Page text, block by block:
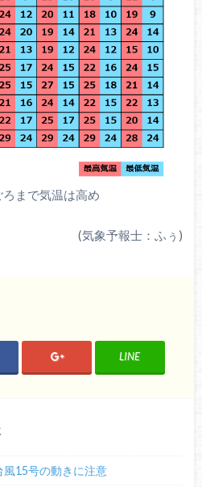
まで気温は高め
(気象予報士：ふぅ)
LINE
風15号の動きに注意